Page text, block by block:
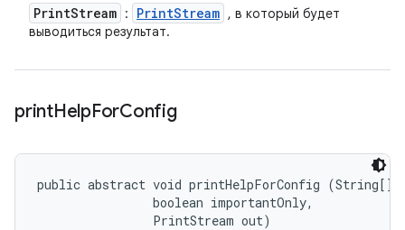
PrintStream : PrintStream , в который будет
выводиться результат.
printHelpForConfig
public abstract void printHelpForConfig (String[]
                boolean importantOnly,
                PrintStream out)